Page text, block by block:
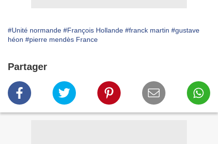
#Unité normande #François Hollande #franck martin #gustave
héon #pierre mendès France
Partager